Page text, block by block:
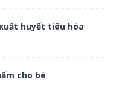
huyết tiêu hóa
cho bé